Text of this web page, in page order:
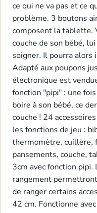
ce qui ne va pas et ce
problème. 3 boutons
composent la tablette.
couche de son bébé,
soigner. Il pourra
Adapté aux poupons
électronique est
fonction "pipi" : une
boire à son bébé, ce
couche ! 24
les fonctions de jeu :
thermomètre, cuillère,
pansements, couche,
3cm avec fonction pipi.
rangement
de ranger certains
42 cm. Fonctionne